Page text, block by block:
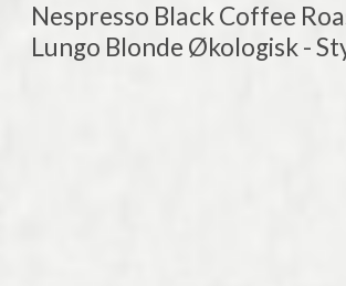
Nespresso Black Coffee
Lungo Blonde Økologisk -